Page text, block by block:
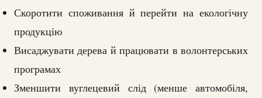
Скоротити споживання й перейти на екологічну
продукцію
Висаджувати дерева й працювати в волонтерських
програмах
Зменшити вуглецевий слід (менше автомобіля,